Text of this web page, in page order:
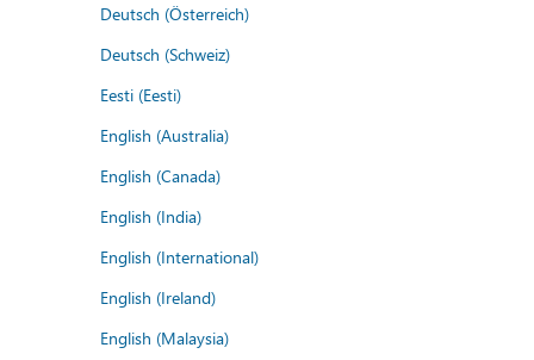
Deutsch (Österreich)
Deutsch (Schweiz)
Eesti (Eesti)
English (Australia)
English (Canada)
English (India)
English (International)
English (Ireland)
English (Malaysia)